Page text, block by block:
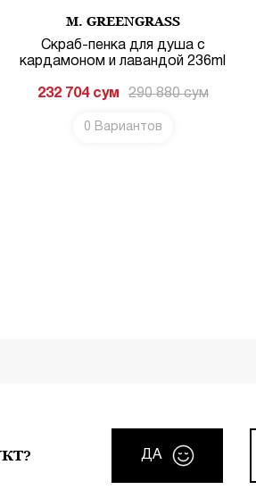
M. GREENGRASS
Скраб-пенка для душа с
кардамоном и лавандой 236ml
232 704сум 290 880сум
0 Вариантов
ДА